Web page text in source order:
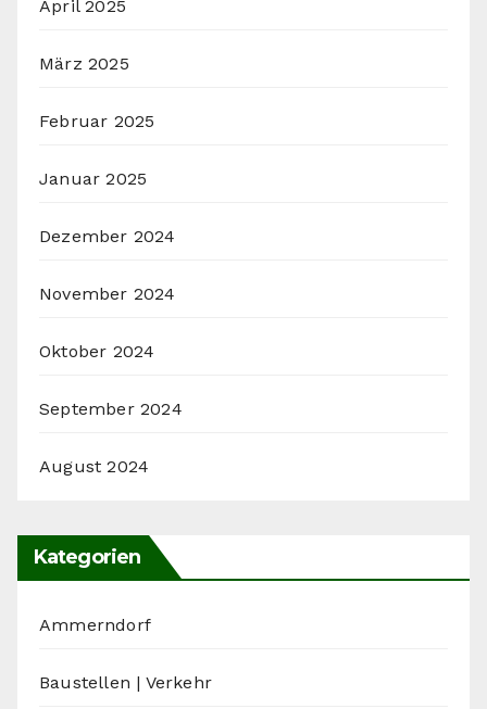
April 2025
März 2025
Februar 2025
Januar 2025
Dezember 2024
November 2024
Oktober 2024
September 2024
August 2024
Kategorien
Ammerndorf
Baustellen | Verkehr